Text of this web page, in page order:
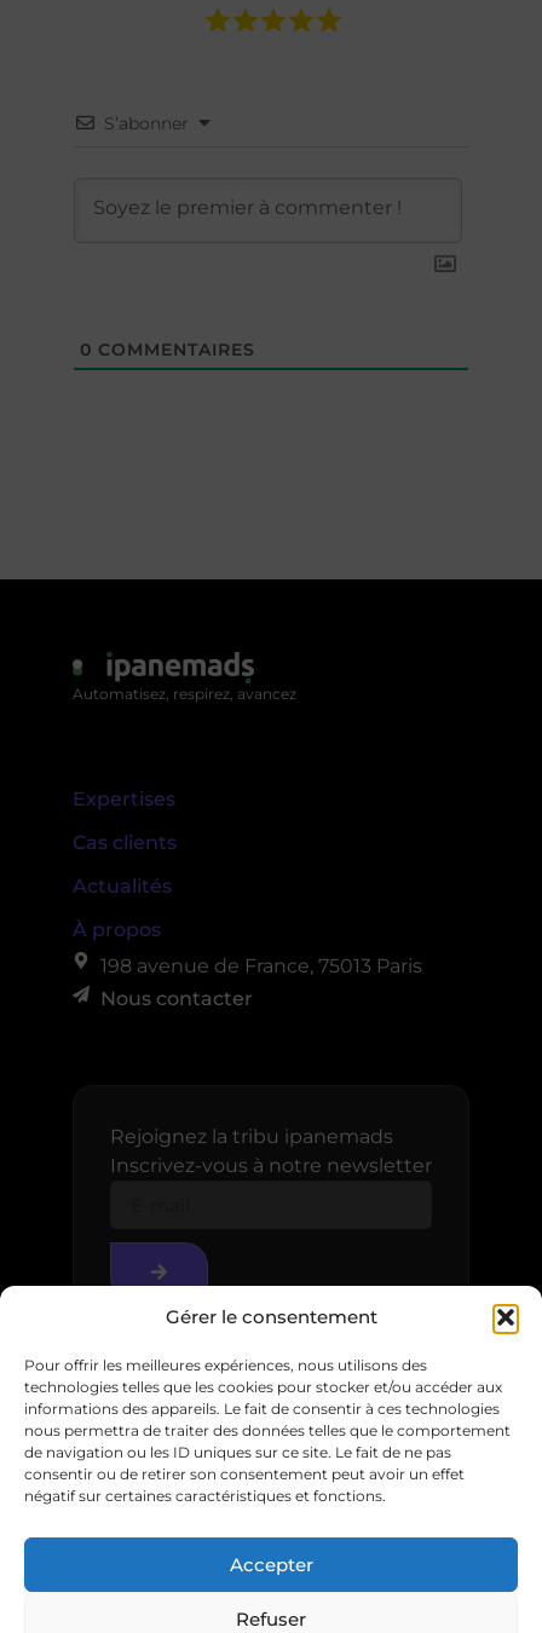
Gérer le consentement
Pour offrir les meilleures expériences, nous utilisons des
technologies telles que les cookies pour stocker et/ou accéder aux
informations des appareils. Le fait de consentir à ces technologies
nous permettra de traiter des données telles que le comportement
de navigation ou les ID uniques sur ce site. Le fait de ne pas
consentir ou de retirer son consentement peut avoir un effet
négatif sur certaines caractéristiques et fonctions.
Accepter
Refuser
S’abonner
0 COMMENTAIRES
Automatisez, respirez, avancez
Expertises
Cas clients
Actualités
À propos
198 avenue de France, 75013 Paris
Nous contacter
Rejoignez la tribu ipanemads
Inscrivez-vous à notre newsletter
© 2025
Mentions légales